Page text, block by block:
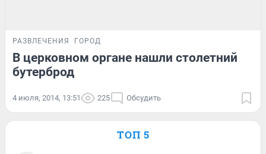
РАЗВЛЕЧЕНИЯ ГОРОД
В церковном органе нашли столетний
бутерброд
4 июля, 2014, 13:51 225 Обсудить
ТОП 5